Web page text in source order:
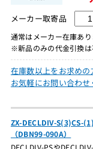
メーカー取寄品
通常はメーカー在庫あり
※新品のみの代金引換は
在庫数以上をお求めの
お気軽にお問い合わせ
ZX-DECLDIV-S(3)CS-
（DBN99-090A）
DECLDIV-PSや